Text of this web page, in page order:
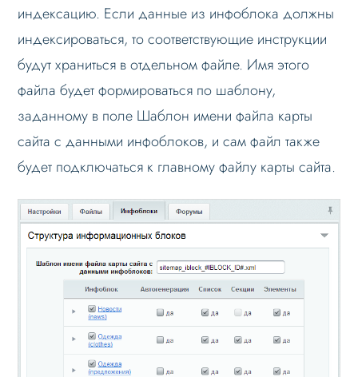
индексацию. Если данные из инфоблока должны
индексироваться, то соответствующие инструкции
будут храниться в отдельном файле. Имя этого
файла будет формироваться по шаблону,
заданному в поле Шаблон имени файла карты
сайта с данными инфоблоков, и сам файл также
будет подключаться к главному файлу карты сайта.